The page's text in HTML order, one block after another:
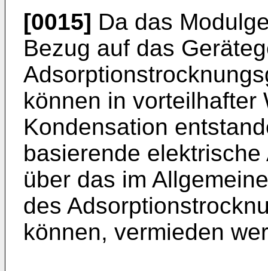
[0015] Da das
Bezug auf das
können in vorteilhafter
Kondensation
basierende
über das im
des
können, vermieden